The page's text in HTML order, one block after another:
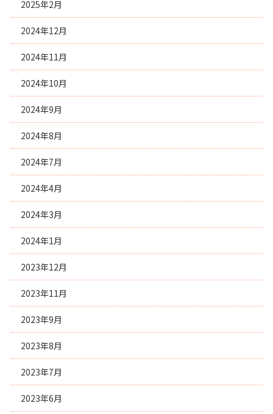
2025年2月
2024年12月
2024年11月
2024年10月
2024年9月
2024年8月
2024年7月
2024年4月
2024年3月
2024年1月
2023年12月
2023年11月
2023年9月
2023年8月
2023年7月
2023年6月